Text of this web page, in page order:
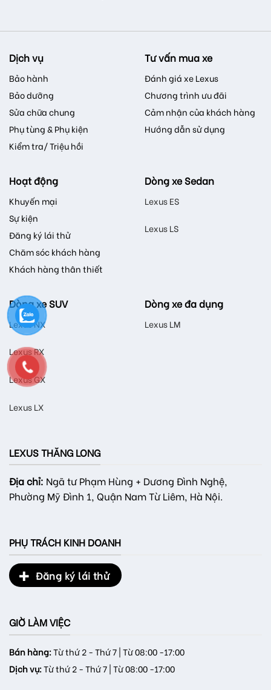
Dịch vụ
Bảo hành
Bảo dưỡng
Sửa chữa chung
Phụ tùng & Phụ kiện
Kiểm tra/ Triệu hồi
Tư vấn mua xe
Đánh giá xe Lexus
Chương trình ưu đãi
Cảm nhận của khách hàng
Hướng dẫn sử dụng
Hoạt động
Khuyến mại
Sự kiện
Đăng ký lái thử
Chăm sóc khách hàng
Khách hàng thân thiết
Dòng xe Sedan
Lexus ES
Lexus LS
Dòng xe SUV
Lexus NX
Lexus RX
Lexus GX
Lexus LX
Dòng xe đa dụng
Lexus LM
LEXUS THĂNG LONG
Địa chỉ: Ngã tư Phạm Hùng + Dương Đình Nghệ,
Phường Mỹ Đình 1, Quận Nam Từ Liêm, Hà Nội.
PHỤ TRÁCH KINH DOANH
Đăng ký lái thử
GIỜ LÀM VIỆC
Bán hàng:Từ thứ 2 - Thứ 7 | Từ 08:00 -17:00
Dịch vụ:Từ thứ 2 - Thứ 7 | Từ 08:00 -17:00